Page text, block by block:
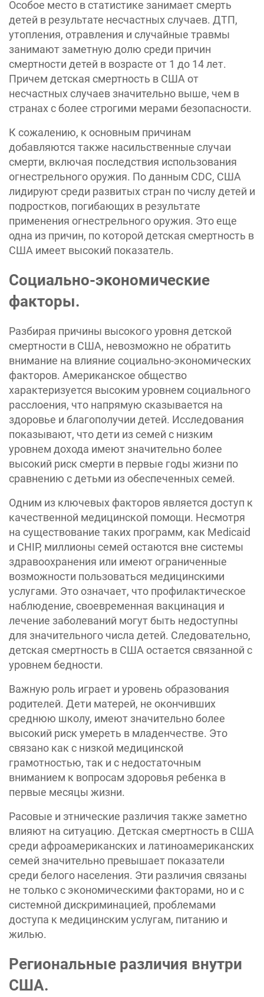
Особое место в статистике занимает смерть
детей в результате несчастных случаев. ДТП,
утопления, отравления и случайные травмы
занимают заметную долю среди причин
смертности детей в возрасте от 1 до 14 лет.
Причем детская смертность в США от
несчастных случаев значительно выше, чем в
странах с более строгими мерами безопасности.
К сожалению, к основным причинам
добавляются также насильственные случаи
смерти, включая последствия использования
огнестрельного оружия. По данным CDC, США
лидируют среди развитых стран по числу детей и
подростков, погибающих в результате
применения огнестрельного оружия. Это еще
одна из причин, по которой детская смертность в
США имеет высокий показатель.
Социально-экономические
факторы.
Разбирая причины высокого уровня детской
смертности в США, невозможно не обратить
внимание на влияние социально-экономических
факторов. Американское общество
характеризуется высоким уровнем социального
расслоения, что напрямую сказывается на
здоровье и благополучии детей. Исследования
показывают, что дети из семей с низким
уровнем дохода имеют значительно более
высокий риск смерти в первые годы жизни по
сравнению с детьми из обеспеченных семей.
Одним из ключевых факторов является доступ к
качественной медицинской помощи. Несмотря
на существование таких программ, как Medicaid
и CHIP, миллионы семей остаются вне системы
здравоохранения или имеют ограниченные
возможности пользоваться медицинскими
услугами. Это означает, что профилактическое
наблюдение, своевременная вакцинация и
лечение заболеваний могут быть недоступны
для значительного числа детей. Следовательно,
детская смертность в США остается связанной с
уровнем бедности.
Важную роль играет и уровень образования
родителей. Дети матерей, не окончивших
среднюю школу, имеют значительно более
высокий риск умереть в младенчестве. Это
связано как с низкой медицинской
грамотностью, так и с недостаточным
вниманием к вопросам здоровья ребенка в
первые месяцы жизни.
Расовые и этнические различия также заметно
влияют на ситуацию. Детская смертность в США
среди афроамериканских и латиноамериканских
семей значительно превышает показатели
среди белого населения. Эти различия связаны
не только с экономическими факторами, но и с
системной дискриминацией, проблемами
доступа к медицинским услугам, питанию и
жилью.
Региональные различия внутри
США.